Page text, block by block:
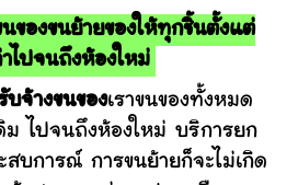
ของขนย้ายของให้ทุกชิ้นตั้งแต่
าไปจนถึงห้องใหม่
บจ้างขนของเราขนของทั้งหมด
ม ไปจนถึงห้องใหม่ บริการยก
บการณ์ การขนย้ายก็จะไม่เกิด